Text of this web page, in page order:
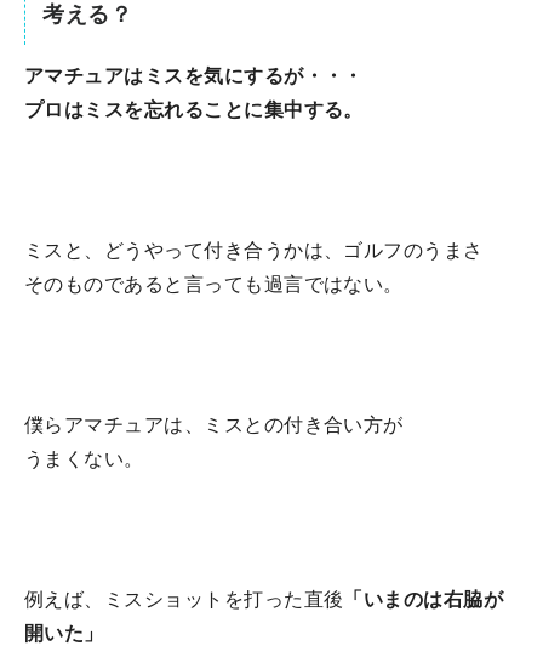
考える？
アマチュアはミスを気にするが・・・
プロはミスを忘れることに集中する。
ミスと、どうやって付き合うかは、ゴルフのうまさ
そのものであると言っても過言ではない。
僕らアマチュアは、ミスとの付き合い方が
うまくない。
例えば、ミスショットを打った直後 「いまのは右脇が
開いた」